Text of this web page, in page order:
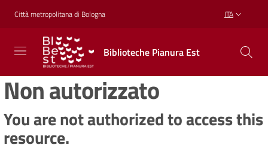
Vai al contenuto
Vai alla navigazione
Vai al footer
Città metropolitana di Bologna ITA
Biblioteche Pianura Est
Biblioteche
Pianura
Est
CONOSCERE,
CREARE,
Non autorizzato
You are not authorized to access this
resource.